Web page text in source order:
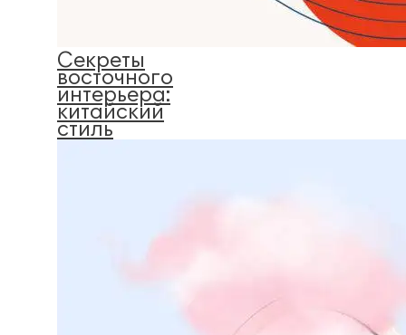
Секреты
восточного
интерьера:
китайский
стиль